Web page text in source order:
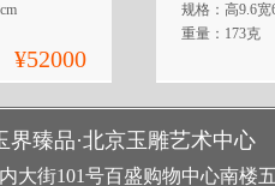
¥52000
规格：高9.6宽
重量：173克
界臻品·北京玉雕艺术中心
大街101号百盛购物中心南楼